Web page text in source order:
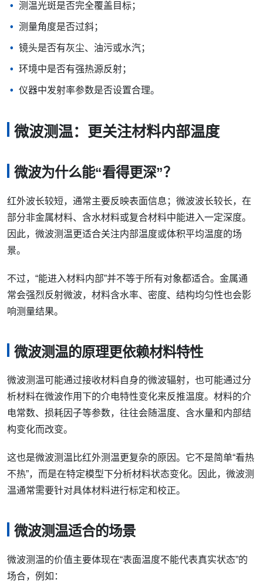
测温光斑是否完全覆盖目标；
测量角度是否过斜；
镜头是否有灰尘、油污或水汽；
环境中是否有强热源反射；
仪器中发射率参数是否设置合理。
微波测温：更关注材料内部温度
微波为什么能“看得更深”？
红外波长较短，通常主要反映表面信息；微波波长较长，在
部分非金属材料、含水材料或复合材料中能进入一定深度。
因此，微波测温更适合关注内部温度或体积平均温度的场
景。
不过，“能进入材料内部”并不等于所有对象都适合。金属通
常会强烈反射微波，材料含水率、密度、结构均匀性也会影
响测量结果。
微波测温的原理更依赖材料特性
微波测温可能通过接收材料自身的微波辐射，也可能通过分
析材料在微波作用下的介电特性变化来反推温度。材料的介
电常数、损耗因子等参数，往往会随温度、含水量和内部结
构变化而改变。
这也是微波测温比红外测温更复杂的原因。它不是简单“看热
不热”，而是在特定模型下分析材料状态变化。因此，微波测
温通常需要针对具体材料进行标定和校正。
微波测温适合的场景
微波测温的价值主要体现在“表面温度不能代表真实状态”的
场合，例如：